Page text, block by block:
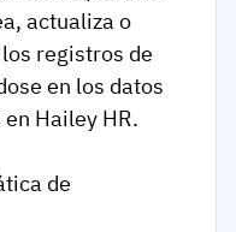
actualiza o
registros de
en los datos
Hailey HR.
de